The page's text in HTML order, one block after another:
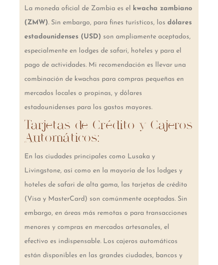
La moneda oficial de Zambia es el
kwacha zambiano
(ZMW). Sin embargo, para fines turísticos, losdólares
estadounidenses (USD) son ampliamente aceptados,
especialmente en lodges de safari, hoteles y para el
pago de actividades. Mi recomendación es llevar una
combinación de kwachas para compras pequeñas en
mercados locales o propinas, y dólares
estadounidenses para los gastos mayores.
Tarjetas de Crédito y Cajeros
Automáticos:
En las ciudades principales como Lusaka y
Livingstone, así como en la mayoría de los lodges y
hoteles de safari de alta gama, las tarjetas de crédito
(Visa y MasterCard) son comúnmente aceptadas. Sin
embargo, en áreas más remotas o para transacciones
menores y compras en mercados artesanales, el
efectivo es indispensable. Los cajeros automáticos
están disponibles en las grandes ciudades, bancos y